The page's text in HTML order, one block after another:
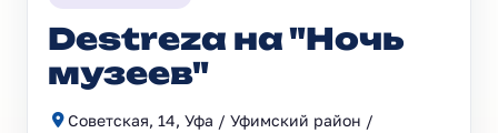
Destreza на "Ночь
музеев"
Советская, 14, Уфа / Уфимский район /